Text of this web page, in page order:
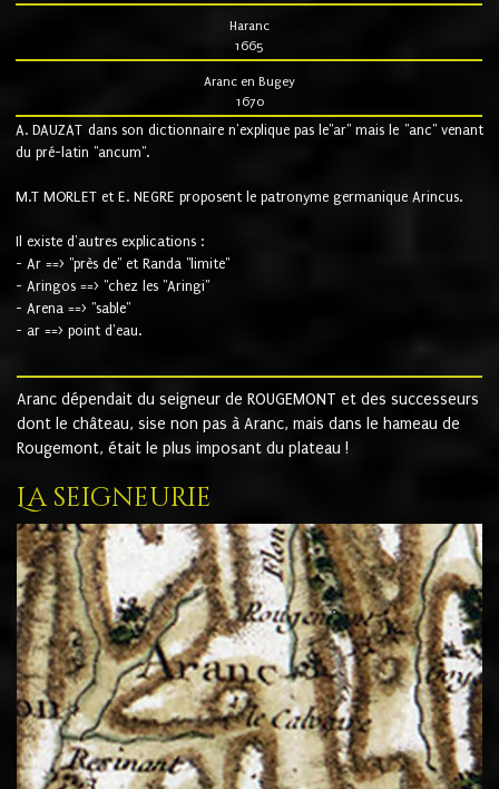
Haranc
1665
Aranc en Bugey
1670
A. DAUZAT dans son dictionnaire n'explique pas le"ar" mais le "anc" venant
du pré-latin "ancum".
M.T MORLET et E. NEGRE proposent le patronyme germanique Arincus.
Il existe d'autres explications :
- Ar ==> "près de" et Randa "limite"
- Aringos ==> "chez les "Aringi"
- Arena ==> "sable"
- ar ==> point d'eau.
Aranc dépendait du seigneur de ROUGEMONT et des successeurs
dont le château, sise non pas à Aranc, mais dans le hameau de
Rougemont, était le plus imposant du plateau !
La seigneurie